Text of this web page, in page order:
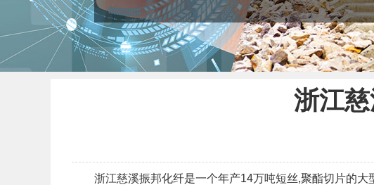
浙江
浙江慈溪振邦化纤是一个年产14万吨短丝,聚酯切片的大